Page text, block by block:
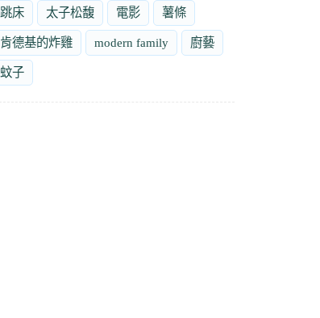
跳床 太子松馥 電影 薯條
肯德基的炸雞 modern family 廚藝
蚊子